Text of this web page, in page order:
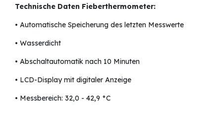
Technische Daten Fieberthermometer:
• Automatische Speicherung des letzten Messwerte
• Wasserdicht
• Abschaltautomatik nach 10 Minuten
• LCD-Display mit digitaler Anzeige
• Messbereich: 32,0 - 42,9 °C